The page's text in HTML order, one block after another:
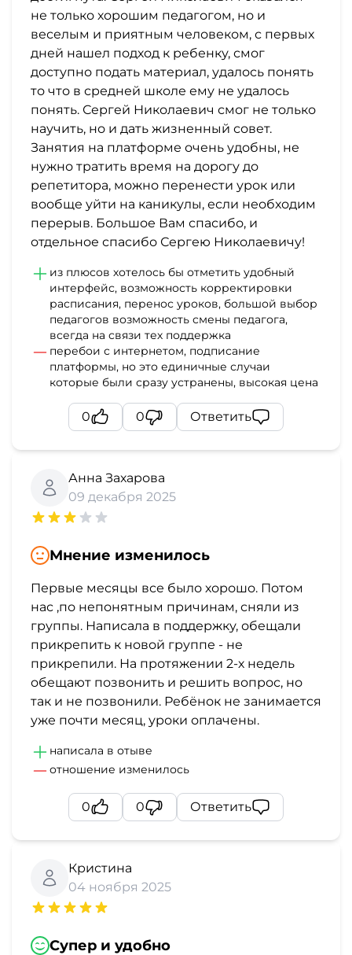
не только хорошим педагогом, но и
веселым и приятным человеком, с первых
дней нашел подход к ребенку, смог
доступно подать материал, удалось понять
то что в средней школе ему не удалось
понять. Сергей Николаевич смог не только
научить, но и дать жизненный совет.
Занятия на платформе очень удобны, не
нужно тратить время на дорогу до
репетитора, можно перенести урок или
вообще уйти на каникулы, если необходим
перерыв. Большое Вам спасибо, и
отдельное спасибо Сергею Николаевичу!
из плюсов хотелось бы отметить удобный
интерфейс, возможность корректировки
расписания, перенос уроков, большой выбор
педагогов возможность смены педагога,
всегда на связи тех поддержка
перебои с интернетом, подписание
платформы, но это единичные случаи
которые были сразу устранены, высокая цена
0 0 Ответить
Анна Захарова
09 декабря 2025
Мнение изменилось
Первые месяцы все было хорошо. Потом
нас ,по непонятным причинам, сняли из
группы. Написала в поддержку, обещали
прикрепить к новой группе - не
прикрепили. На протяжении 2-х недель
обещают позвонить и решить вопрос, но
так и не позвонили. Ребёнок не занимается
уже почти месяц, уроки оплачены.
написала в отыве
отношение изменилось
0 0 Ответить
Кристина
04 ноября 2025
Супер и удобно